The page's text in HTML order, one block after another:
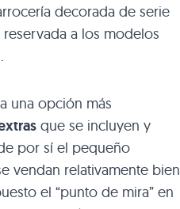
decorada de serie
a los modelos
.
una opción más
que se incluyen y
por sí el pequeño
vendan relativamente bien
el “punto de mira” en